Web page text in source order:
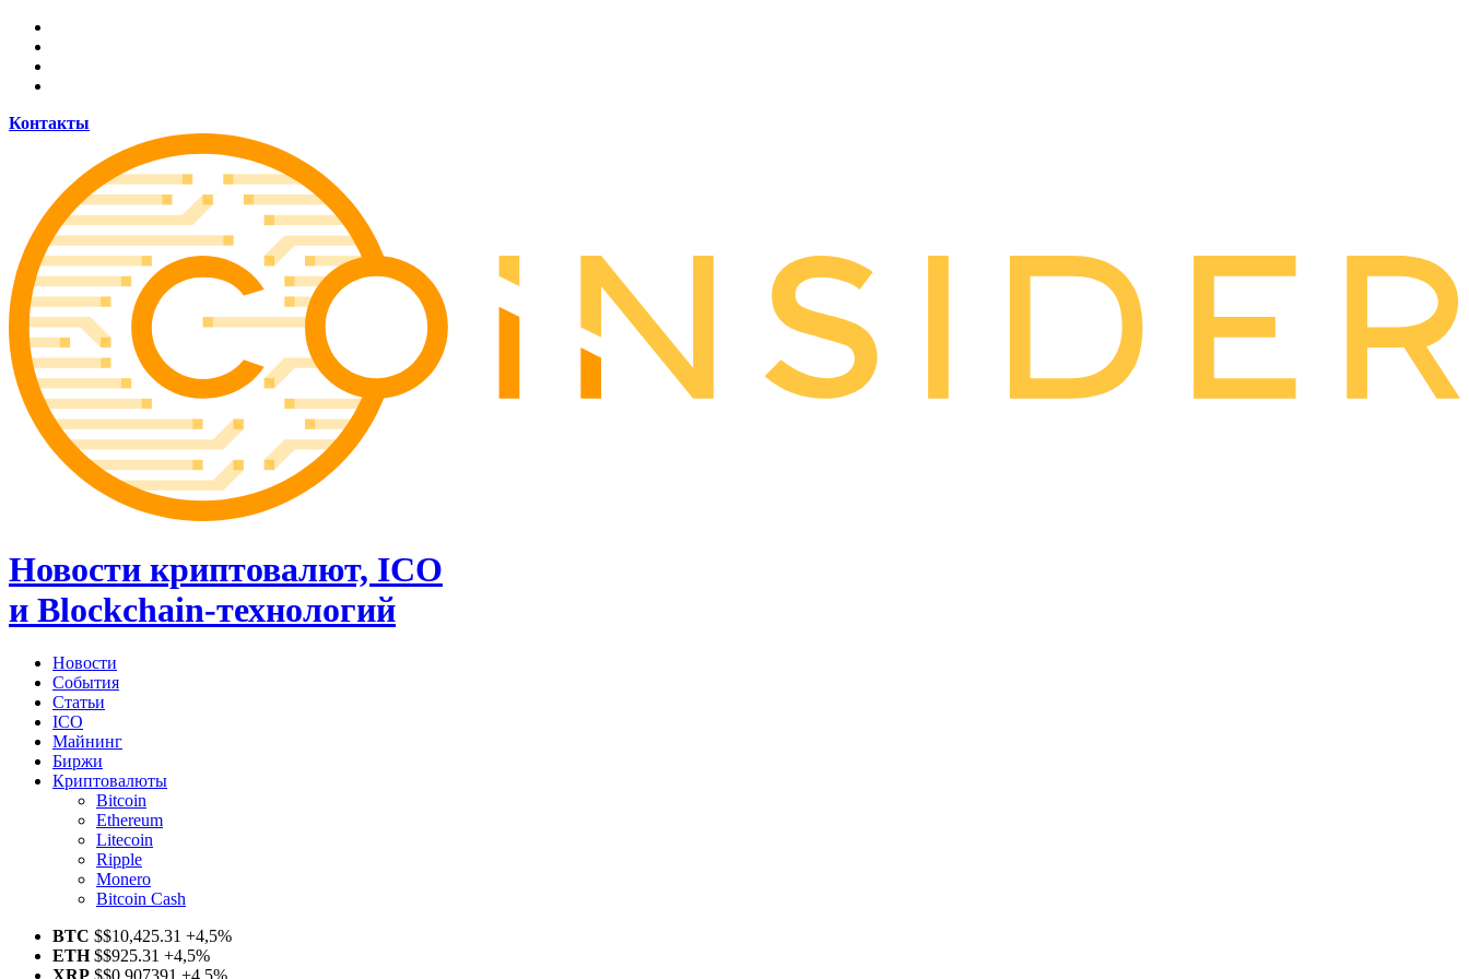
Контакты
Новости криптовалют, ICO
и Blockchain-технологий
Новости
События
Статьи
ICO
Майнинг
Биржи
Криптовалюты
Bitcoin
Ethereum
Litecoin
Ripple
Monero
Bitcoin Cash
BTC $$10,425.31 +4,5%
ETH$$925.31 +4,5%
XRP $$0.907391 +4,5%